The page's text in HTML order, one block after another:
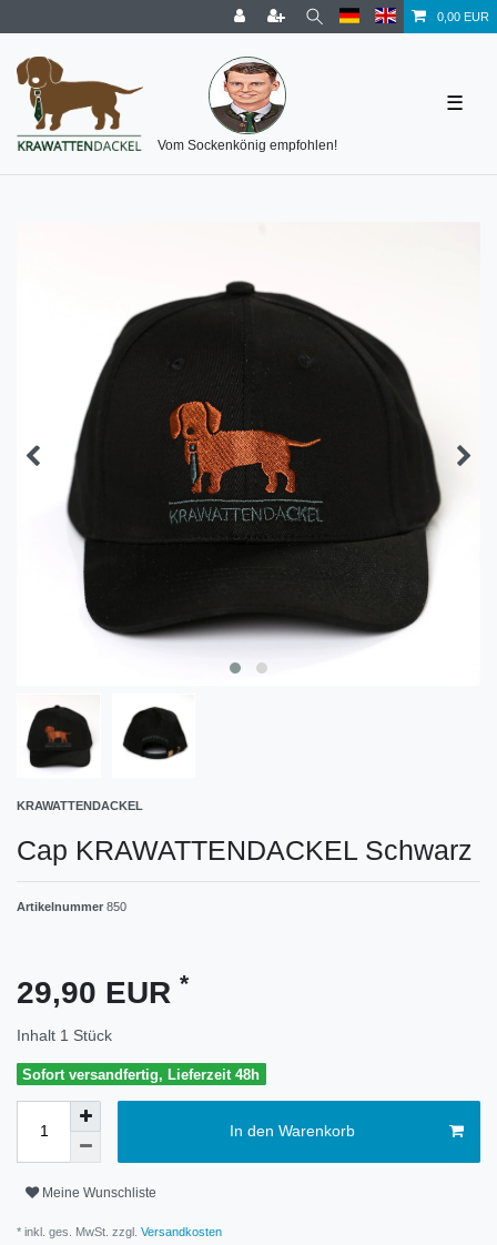
0,00 EUR
Vom Sockenkönig empfohlen!
☰
KRAWATTENDACKEL
Cap KRAWATTENDACKEL Schwarz
Artikelnummer 850
29,90 EUR *
Inhalt 1 Stück
Sofort versandfertig, Lieferzeit 48h
In den Warenkorb
Meine Wunschliste
* inkl. ges. MwSt. zzgl. Versandkosten